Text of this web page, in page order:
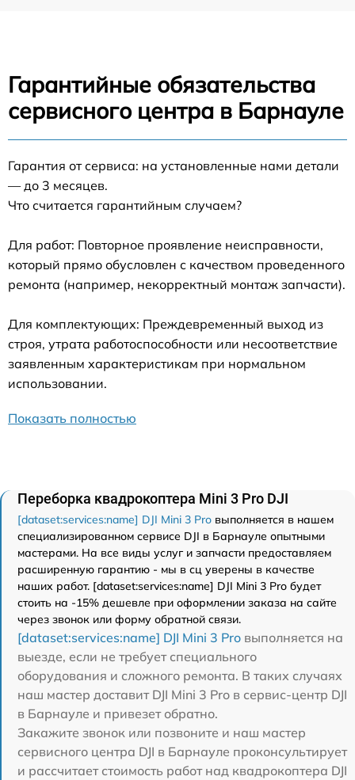
Гарантийные обязательства
сервисного центра в Барнауле
Гарантия от сервиса: на установленные нами детали
— до 3 месяцев.
Что считается гарантийным случаем?
Для работ: Повторное проявление неисправности,
который прямо обусловлен с качеством проведенного
ремонта (например, некорректный монтаж запчасти).
Для комплектующих: Преждевременный выход из
строя, утрата работоспособности или несоответствие
заявленным характеристикам при нормальном
использовании.
Показать полностью
Переборка квадрокоптера Mini 3 Pro DJI
[dataset:services:name] DJI Mini 3 Pro выполняется в нашем
специализированном сервисе DJI в Барнауле опытными
мастерами. На все виды услуг и запчасти предоставляем
расширенную гарантию - мы в сц уверены в качестве
наших работ. [dataset:services:name] DJI Mini 3 Pro будет
стоить на -15% дешевле при оформлении заказа на сайте
через звонок или форму обратной связи.
[dataset:services:name] DJI Mini 3 Pro выполняется на
выезде, если не требует специального
оборудования и сложного ремонта. В таких случаях
наш мастер доставит DJI Mini 3 Pro в сервис-центр DJI
в Барнауле и привезет обратно.
Закажите звонок или позвоните и наш мастер
сервисного центра DJI в Барнауле проконсультирует
и рассчитает стоимость работ над квадрокоптера DJI